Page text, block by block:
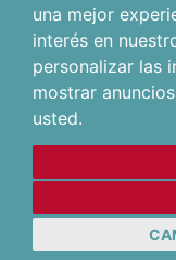
una mejor
interés en
personalizar las
mostrar
usted.